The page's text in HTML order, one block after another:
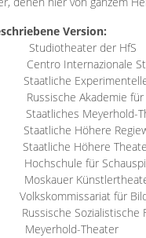
Version:
Studiotheater der HfS
Centro Internazionale
Staatliche
Russische Akademie
Staatliches Meyerhold-
Staatliche Höhere
Staatliche Höhere
Hochschule für
Moskauer
Volkskommissariat für
Russische
Theater